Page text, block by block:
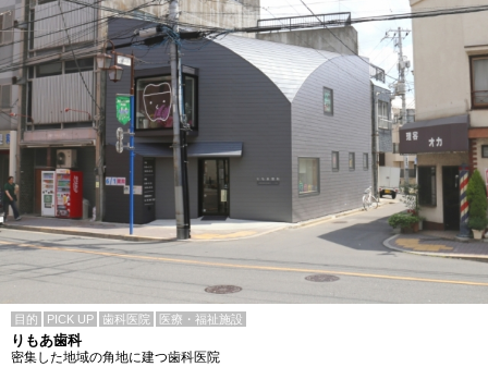
目的 PICK UP 歯科医院 医療・福祉施設
りもあ歯科
密集した地域の角地に建つ歯科医院